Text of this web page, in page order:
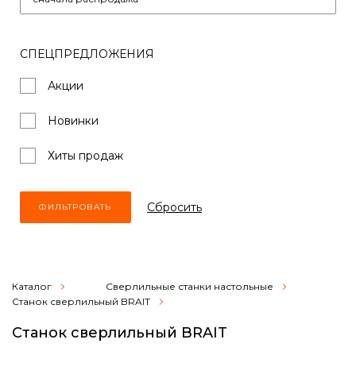
СПЕЦПРЕДЛОЖЕНИЯ
Акции
Новинки
Хиты продаж
Cбросить
Каталог
Сверлильные станки настольные
Станок сверлильный BRAIT
Станок сверлильный BRAIT